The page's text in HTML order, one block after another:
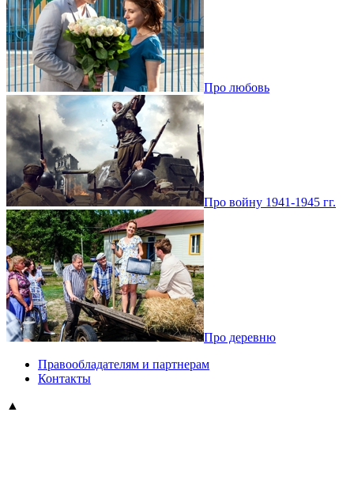
Про любовь
Про войну 1941-1945 гг.
Про деревню
Правообладателям и партнерам
Контакты
▲